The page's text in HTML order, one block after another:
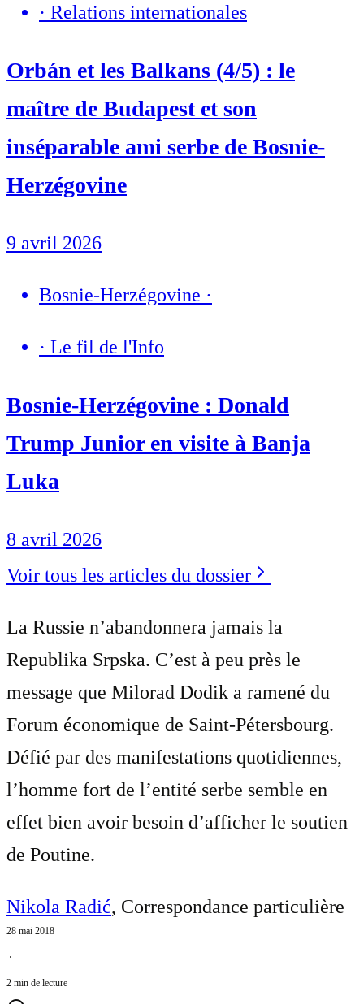
· Relations internationales
Orbán et les Balkans (4/5) : le
maître de Budapest et son
inséparable ami serbe de Bosnie-
Herzégovine
9 avril 2026
Bosnie-Herzégovine ·
· Le fil de l'Info
Bosnie-Herzégovine : Donald
Trump Junior en visite à Banja
Luka
8 avril 2026
Voir tous les articles du dossier
La Russie n’abandonnera jamais la
Republika Srpska. C’est à peu près le
message que Milorad Dodik a ramené du
Forum économique de Saint-Pétersbourg.
Défié par des manifestations quotidiennes,
l’homme fort de l’entité serbe semble en
effet bien avoir besoin d’afficher le soutien
de Poutine.
Nikola Radić, Correspondance particulière
28 mai 2018
⋅
2 min de lecture